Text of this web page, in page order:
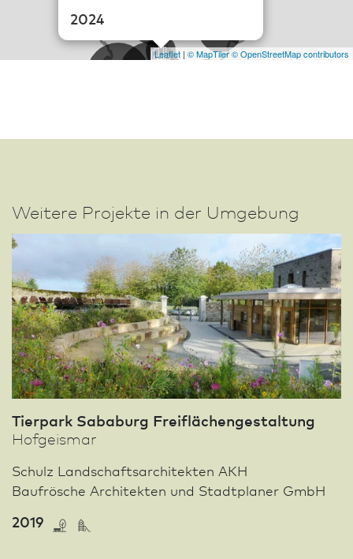
2024
Leaflet | © MapTiler© OpenStreetMap contributors
Weitere Projekte in der Umgebung
Tierpark Sababurg Freiflächengestaltung
Hofgeismar
Schulz Landschafts­architekten AKH
Baufrösche Architekten und Stadt­planer GmbH
2019